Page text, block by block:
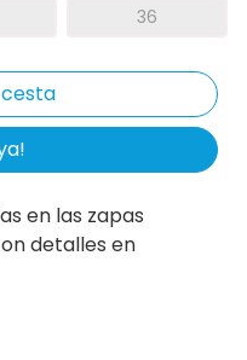
36
en las zapas
detalles en